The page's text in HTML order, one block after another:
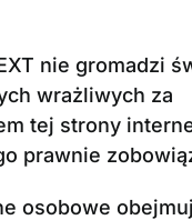
nie gromadzi
wrażliwych za
tej strony
prawnie
osobowe